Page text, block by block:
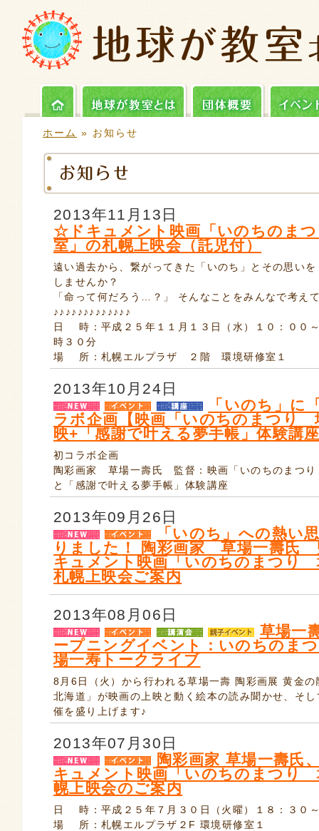
ホーム » お知らせ
2013年11月13日
☆ドキュメント映画「いのちのま
室」の札幌上映会（託児付）
遠い過去から、繋がってきた「いのち」とその思い
しませんか？
「命って何だろう…？」 そんなことをみんなで考え
♪♪♪♪♪♪♪♪♪♪♪♪♪
日 時：平成２５年１１月１３日（水）１０：００
時３０分
場 所：札幌エルプラザ ２階 環境研修室１
2013年10月24日
「いのち」に
ラボ企画【映画「いのちのまつり
映+「感謝で叶える夢手帳」体験講
初コラボ企画
陶彩画家 草場一壽氏 監督：映画「いのちのまつ
と「感謝で叶える夢手帳」体験講座
2013年09月26日
「いのち」への熱い
りました！ 陶彩画家 草場一壽氏
キュメント映画「いのちのまつり
札幌上映会ご案内
2013年08月06日
草場一
ープニングイベント：いのちのま
場一寿トークライブ
8月6日（火）から行われる草場一壽 陶彩画展 黄金
北海道」が映画の上映と動く絵本の読み聞かせ、そ
催を盛り上げます♪
2013年07月30日
陶彩画家 草場一壽氏
キュメント映画「いのちのまつり
幌上映会のご案内
日 時：平成２５年７月３０日（火曜）１８：３０
場 所：札幌エルプラザ２F 環境研修室１